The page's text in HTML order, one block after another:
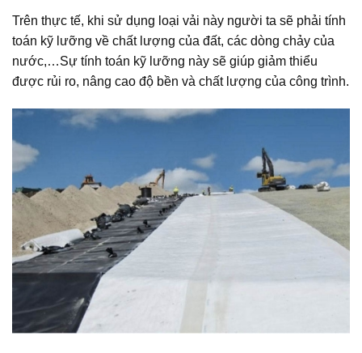
Trên thực tế, khi sử dụng loại vải này người ta sẽ phải tính
toán kỹ lưỡng về chất lượng của đất, các dòng chảy của
nước,…Sự tính toán kỹ lưỡng này sẽ giúp giảm thiểu
được rủi ro, nâng cao độ bền và chất lượng của công trình.